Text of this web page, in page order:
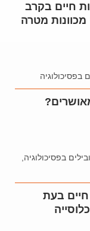
חיים בקרב
מטרה
בפסיכולוגיה
בפסיכולוגיה,
בעת